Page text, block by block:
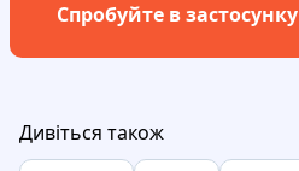
Спробуйте в застосунку
Дивіться також